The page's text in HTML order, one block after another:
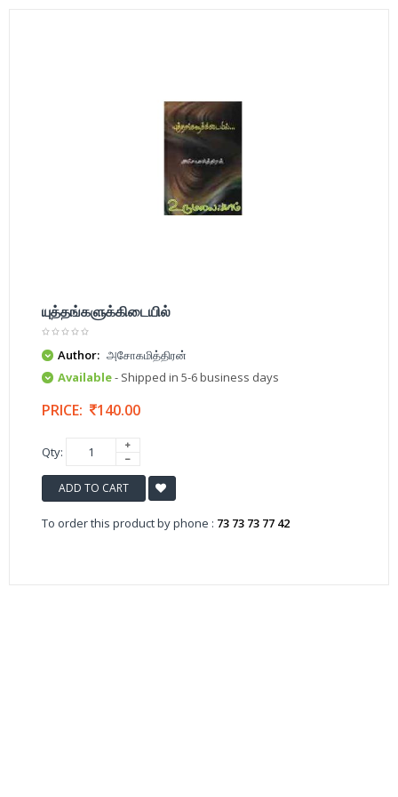
யுத்தங்களுக்கிடையில்
Author: அசோகமித்திரன்
Available- Shipped in 5-6 business days
PRICE: 140.00
Qty:
ADD TO CART
To order this product by phone : 73 73 73 77 42